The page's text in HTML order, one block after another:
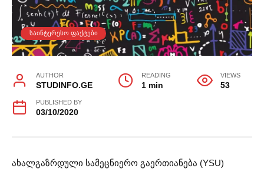
ᲡᲐᲘᲜᲢᲔᲠᲔᲡᲝ ᲤᲐᲥᲢᲔᲑᲘ
AUTHOR
STUDINFO.GE
READING
1 min
VIEWS
53
PUBLISHED BY
03/10/2020
ახალგაზრდული სამეცნიერო გაერთიანება (YSU)